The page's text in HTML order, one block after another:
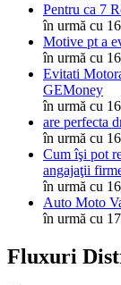
Pentru ca 7
în urmă cu
Motive pt a
în urmă cu
Evitati
GEMoney
în urmă cu
are perfecta
în urmă cu
Cum îşi pot
angajaţii
în urmă cu
Auto Moto
în urmă cu
Fluxuri